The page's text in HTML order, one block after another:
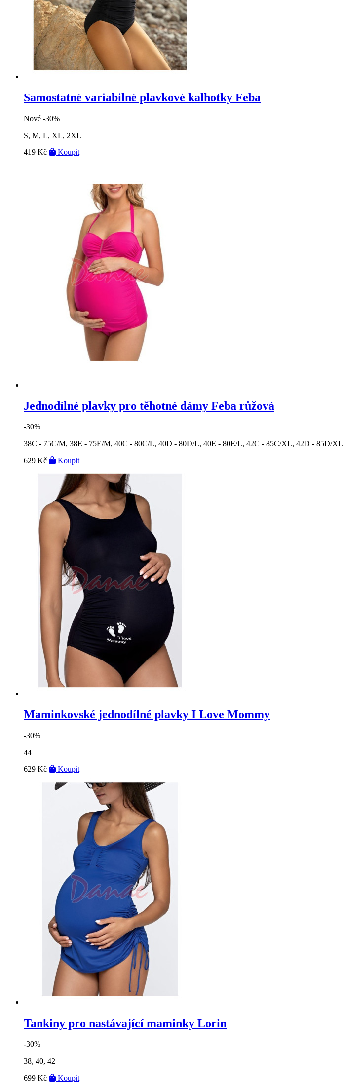
Samostatné variabilné plavkové kalhotky Feba
Nové -30%
S, M, L, XL, 2XL
419 Kč
Koupit
Jednodílné plavky pro těhotné dámy Feba růžová
-30%
38C - 75C/M, 38E - 75E/M, 40C - 80C/L, 40D - 80D/L, 40E - 80E/L, 42C - 85C/XL, 42D - 85D/XL
629 Kč
Koupit
Maminkovské jednodílné plavky I Love Mommy
-30%
44
629 Kč
Koupit
Tankiny pro nastávající maminky Lorin
-30%
38, 40, 42
699 Kč
Koupit